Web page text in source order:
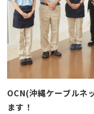
OCN(沖縄ケーブルネ
ます！